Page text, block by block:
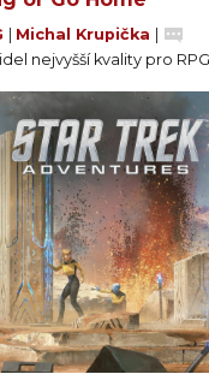
Michal Krupička
nejvyšší kvality pro